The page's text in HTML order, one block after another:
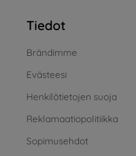
Tiedot
Brändimme
Evästeesi
Henkilötietojen suoja
Reklamaatiopolitiikka
Sopimusehdot